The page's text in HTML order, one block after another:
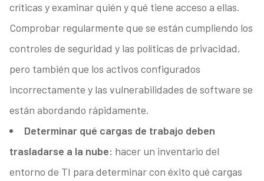
críticas y examinar quién y qué tiene acceso a ellas.
Comprobar regularmente que se están cumpliendo los
controles de seguridad y las políticas de privacidad,
pero también que los activos configurados
incorrectamente y las vulnerabilidades de software se
están abordando rápidamente.
Determinar qué cargas de trabajo deben
trasladarse a la nube: hacer un inventario del
entorno de TI para determinar con éxito qué cargas